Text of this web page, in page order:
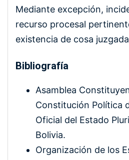
Mediante excepción,
recurso procesal
existencia de cosa
Bibliografía
Asamblea
Constitución Política
Oficial del Estado
Bolivia.
Organización de los